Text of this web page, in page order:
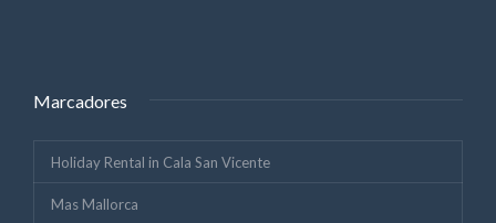
Marcadores
Holiday Rental in Cala San Vicente
Mas Mallorca